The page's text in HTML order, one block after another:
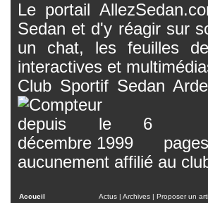
Le portail
Sedan et d'y réagir sur
un chat, les feuilles
interactives et
Club Sportif Sedan
aucunement affilié au
Accueil Actus | Archives | Proposer un